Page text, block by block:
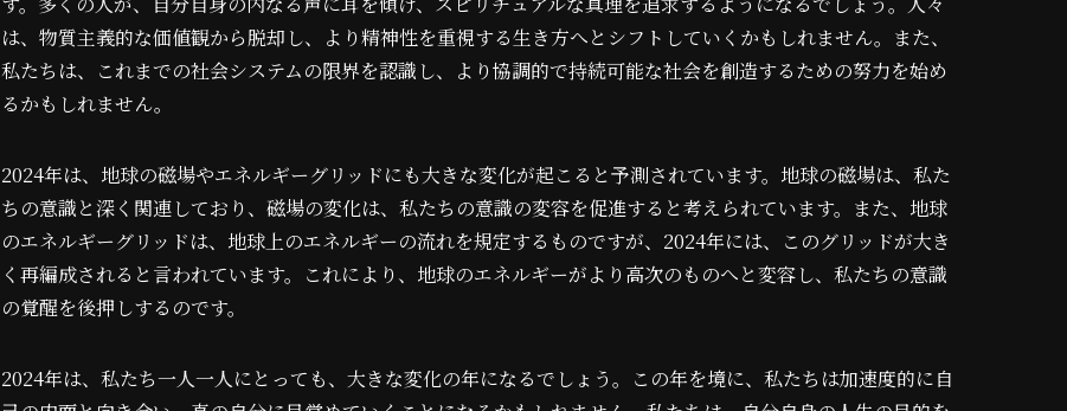
は、物質主義的な価値観から脱却し、より精神性を重視する生き方へとシフトしていくかもしれません。また、
私たちは、これまでの社会システムの限界を認識し、より協調的で持続可能な社会を創造するための努力を始め
るかもしれません。
2024年は、地球の磁場やエネルギーグリッドにも大きな変化が起こると予測されています。地球の磁場は、私た
ちの意識と深く関連しており、磁場の変化は、私たちの意識の変容を促進すると考えられています。また、地球
のエネルギーグリッドは、地球上のエネルギーの流れを規定するものですが、2024年には、このグリッドが大き
く再編成されると言われています。これにより、地球のエネルギーがより高次のものへと変容し、私たちの意識
の覚醒を後押しするのです。
2024年は、私たち一人一人にとっても、大きな変化の年になるでしょう。この年を境に、私たちは加速度的に自